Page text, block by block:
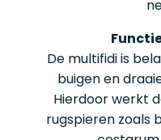
De multifidi is
buigen en
Hierdoor werkt
rugspieren zoals